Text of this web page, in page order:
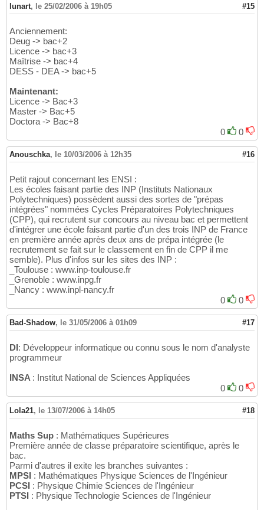
lunart, le 25/02/2006 à 19h05 #15
Anciennement:
Deug -> bac+2
Licence -> bac+3
Maîtrise -> bac+4
DESS - DEA -> bac+5
Maintenant:
Licence -> Bac+3
Master -> Bac+5
Doctora -> Bac+8
0
0
Anouschka, le 10/03/2006 à 12h35 #16
Petit rajout concernant les ENSI :
Les écoles faisant partie des INP (Instituts Nationaux
Polytechniques) possèdent aussi des sortes de "prépas
intégrées" nommées Cycles Préparatoires Polytechniques
(CPP), qui recrutent sur concours au niveau bac et permettent
d'intégrer une école faisant partie d'un des trois INP de France
en première année après deux ans de prépa intégrée (le
recrutement se fait sur le classement en fin de CPP il me
semble). Plus d'infos sur les sites des INP :
_Toulouse : www.inp-toulouse.fr
_Grenoble : www.inpg.fr
_Nancy : www.inpl-nancy.fr
0
0
Bad-Shadow, le 31/05/2006 à 01h09 #17
DI: Développeur informatique ou connu sous le nom d'analyste
programmeur
INSA : Institut National de Sciences Appliquées
0
0
Lola21, le 13/07/2006 à 14h05 #18
Maths Sup : Mathématiques Supérieures
Première année de classe préparatoire scientifique, après le
bac.
Parmi d'autres il exite les branches suivantes :
MPSI : Mathématiques Physique Sciences de l'Ingénieur
PCSI : Physique Chimie Sciences de l'Ingénieur
PTSI : Physique Technologie Sciences de l'Ingénieur